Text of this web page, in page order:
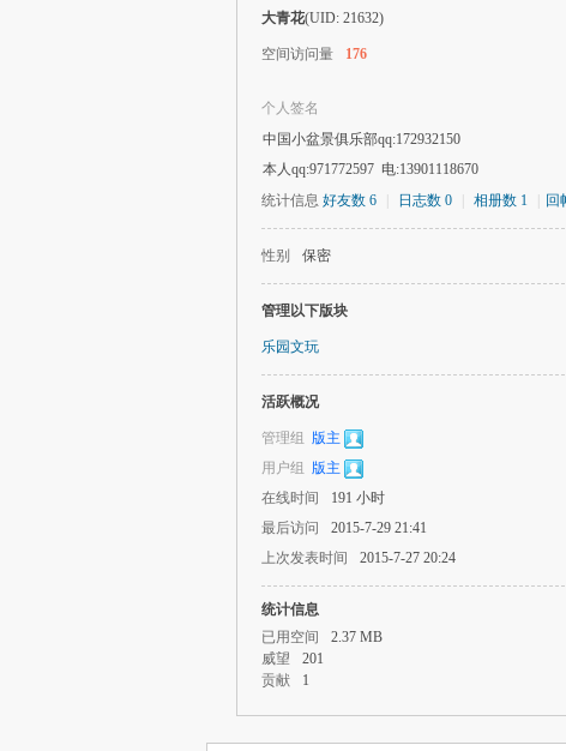
大青花(UID: 21632)
空间访问量 176
个人签名
中国小盆景俱乐部qq:172932150
本人qq:971772597 电:13901118670
统计信息 好友数 6 日志数 0 相册数 1 回
性别 保密
管理以下版块
乐园文玩
活跃概况
管理组 版主
用户组 版主
在线时间
191 小时
最后访问
2015-7-29 21:41
上次发表时间
2015-7-27 20:24
统计信息
已用空间
2.37 MB
威望
201
贡献
1